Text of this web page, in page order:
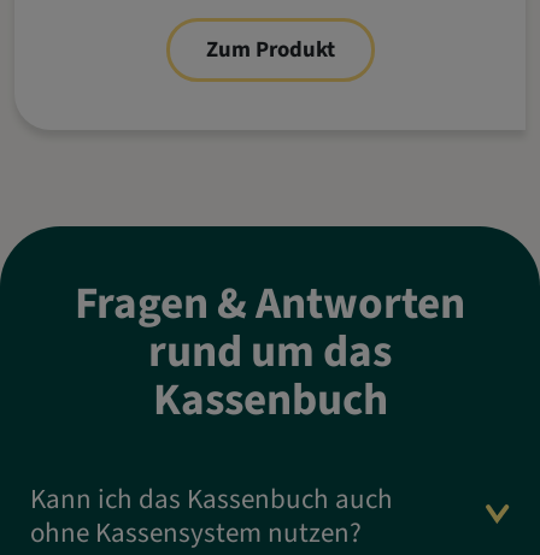
Zum Produkt
Fragen & Antworten
rund um das
Kassenbuch
Kann ich das Kassenbuch auch
ohne Kassensystem nutzen?